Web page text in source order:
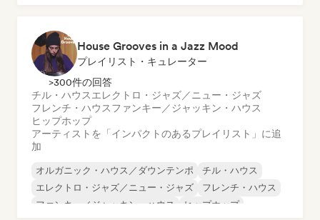
House Grooves in a Jazz Mood
プレイリスト・キュレーター
>300件の回答
チル・ハウスエレクトロ・ジャズ／ニュー・ジャズ
フレンチ・ハウスファンキー／ジャッキン・ハウス
ヒップホップ
アーティストを「インパクトのあるプレイリスト」に追
加
オルガニック・ハウス／ダウンテンポ
チル・ハウス
エレクトロ・ジャズ／ニュー・ジャズ
フレンチ・ハウス
ファンキー／ジャッキン・ハウス
ヒップホップ